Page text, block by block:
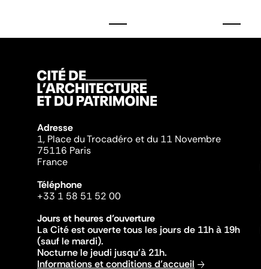
Adresse
1, Place du Trocadéro et du 11 Novembre
75116 Paris
France
Téléphone
+33 1 58 51 52 00
Jours et heures d'ouverture
La Cité est ouverte tous les jours de 11h à 19h
(sauf le mardi).
Nocturne le jeudi jusqu'à 21h.
Informations et conditions d'accueil